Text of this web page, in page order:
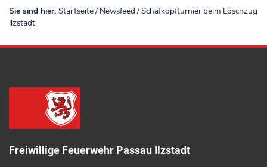
Sie sind hier: Startseite/ Newsfeed/Schafkopfturnier beim Löschzug
Ilzstadt
Freiwillige Feuerwehr Passau Ilzstadt